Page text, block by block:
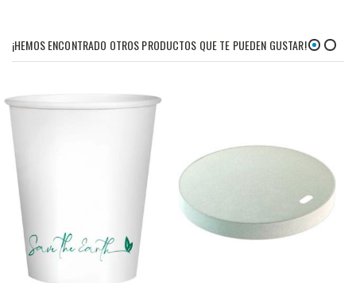
¡HEMOS ENCONTRADO OTROS PRODUCTOS QUE TE PUEDEN GUSTAR!